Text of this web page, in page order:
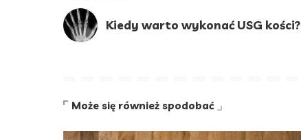
Kiedy warto wykonać USG kości?
Może się również spodobać